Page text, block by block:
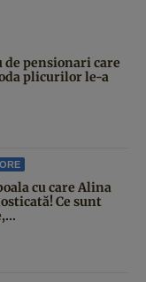
de pensionari care
plicurilor le-a
cu care Alina
Ce sunt